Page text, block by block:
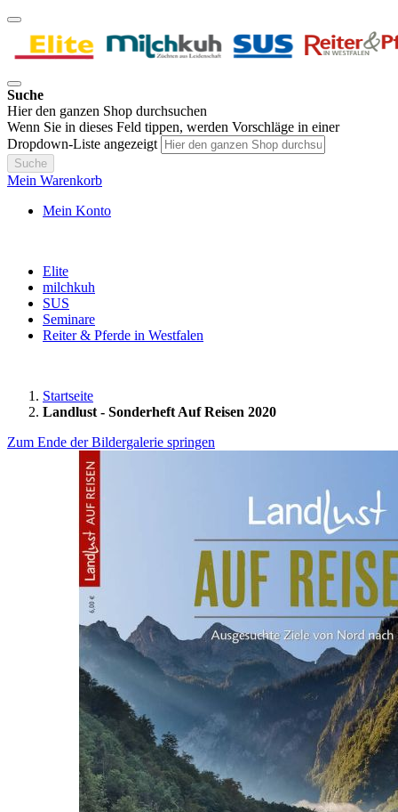
Suche
Hier den ganzen Shop durchsuchen
Wenn Sie in dieses Feld tippen, werden Vorschläge in einer
Dropdown-Liste angezeigt
Suche
Mein Warenkorb
Mein Konto
Elite
milchkuh
SUS
Seminare
Reiter & Pferde in Westfalen
Startseite
Landlust - Sonderheft Auf Reisen 2020
Zum Ende der Bildergalerie springen